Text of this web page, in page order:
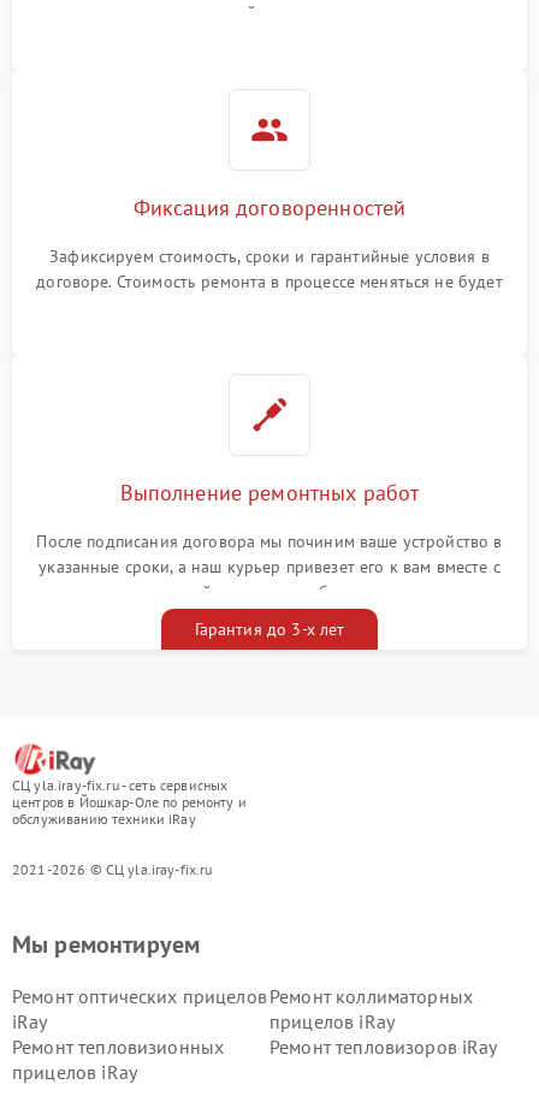
гарантийные условия
Фиксация договоренностей
Зафиксируем стоимость, сроки и гарантийные условия в
договоре. Стоимость ремонта в процессе меняться не будет
Выполнение ремонтных работ
После подписания договора мы починим ваше устройство в
указанные сроки, а наш курьер привезет его к вам вместе с
гарантийным талоном бесплатно
Гарантия до 3-х лет
СЦ yla.iray-fix.ru - сеть сервисных
центров в Йошкар-Оле по ремонту и
обслуживанию техники iRay
2021-2026 © СЦ yla.iray-fix.ru
Мы ремонтируем
Ремонт оптических прицелов
iRay
Ремонт коллиматорных
прицелов iRay
Ремонт тепловизионных
прицелов iRay
Ремонт тепловизоров iRay